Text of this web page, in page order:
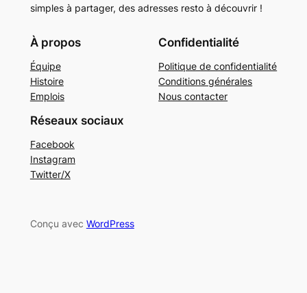
simples à partager, des adresses resto à découvrir !
À propos
Équipe
Histoire
Emplois
Confidentialité
Politique de confidentialité
Conditions générales
Nous contacter
Réseaux sociaux
Facebook
Instagram
Twitter/X
Conçu avec WordPress